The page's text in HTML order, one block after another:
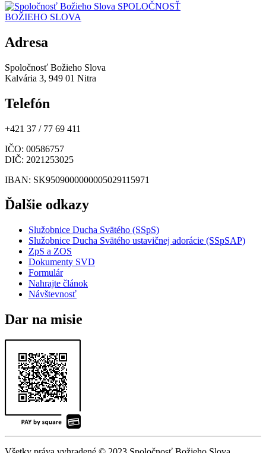
SPOLOČNOSŤ
BOŽIEHO SLOVA
Adresa
Spoločnosť Božieho Slova
Kalvária 3, 949 01 Nitra
Telefón
+421 37 / 77 69 411
IČO: 00586757
DIČ: 2021253025
IBAN: SK9509000000005029115971
Ďalšie odkazy
Služobnice Ducha Svätého (SSpS)
Služobnice Ducha Svätého ustavičnej adorácie (SSpSAP)
ZpS a ZOS
Dokumenty SVD
Formulár
Nahrajte článok
Návštevnosť
Dar na misie